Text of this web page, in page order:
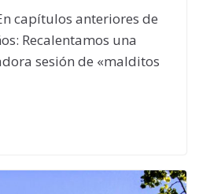
capítulos anteriores de
Recalentamos una
sesión de «malditos